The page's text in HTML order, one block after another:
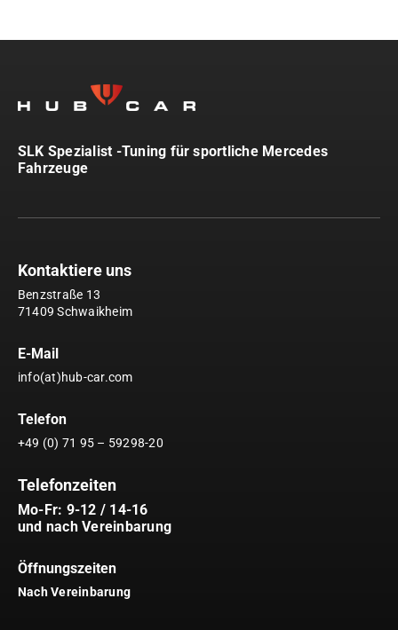
SLK Spezialist -Tuning für sportliche Mercedes
Fahrzeuge
Kontaktiere uns
Benzstraße 13
71409 Schwaikheim
E-Mail
info(at)hub-car.com
Telefon
+49 (0) 71 95 – 59298-20
Telefonzeiten
Mo-Fr: 9-12 / 14-16
und nach Vereinbarung
Öffnungszeiten
Nach Vereinbarung